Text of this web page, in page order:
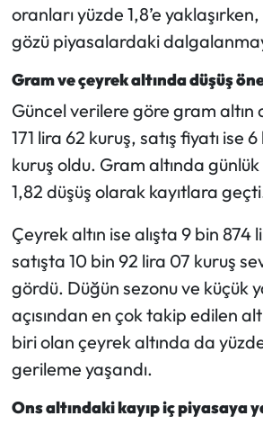
oranları yüzde 1,8’e yaklaşırken,
gözü piyasalardaki
Gram ve çeyrek altında düşüş öne
Güncel verilere göre gram altın
171 lira 62 kuruş, satış fiyatı ise
kuruş oldu. Gram altında
1,82 düşüş olarak kayıtlara
Çeyrek altın ise alışta 9 bin 874
satışta 10 bin 92 lira 07 kuruş
gördü. Düğün sezonu ve küçük
açısından en çok takip edilen
biri olan çeyrek altında da
gerileme yaşandı.
Ons altındaki kayıp iç piyasaya
Resmi İlan
Resmi Reklam
Siyaset
Sungurlu Haberleri
Turizm
Uğurludağ Haberleri
Yaşam